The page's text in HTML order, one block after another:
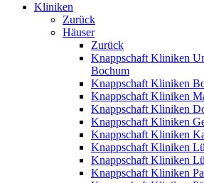
Kliniken
Zurück
Häuser
Zurück
Knappschaft Kliniken
Bochum
Knappschaft Kliniken
Knappschaft Kliniken
Knappschaft Kliniken
Knappschaft Kliniken
Knappschaft Kliniken
Knappschaft Kliniken
Knappschaft Kliniken
Knappschaft Kliniken